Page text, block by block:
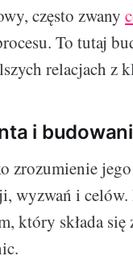
często zwany
To tutaj
relacjach z
i
zrozumienie
wyzwań i celów.
który składa